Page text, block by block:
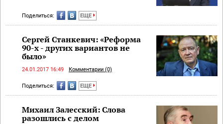
Поделиться: ЕЩЕ
Сергей Станкевич: «Реформа
90-х - других вариантов не
было»
24.01.2017 16:49 Комментарии (0)
Поделиться: ЕЩЕ
Михаил Залесский: Слова
разошлись с делом